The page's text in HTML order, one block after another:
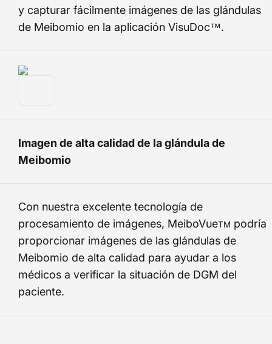
y capturar fácilmente imágenes de las glándulas
de Meibomio en la aplicación VisuDoc™.
Imagen de alta calidad de la glándula de
Meibomio
Con nuestra excelente tecnología de
procesamiento de imágenes, MeiboVueTM podría
proporcionar imágenes de las glándulas de
Meibomio de alta calidad para ayudar a los
médicos a verificar la situación de DGM del
paciente.